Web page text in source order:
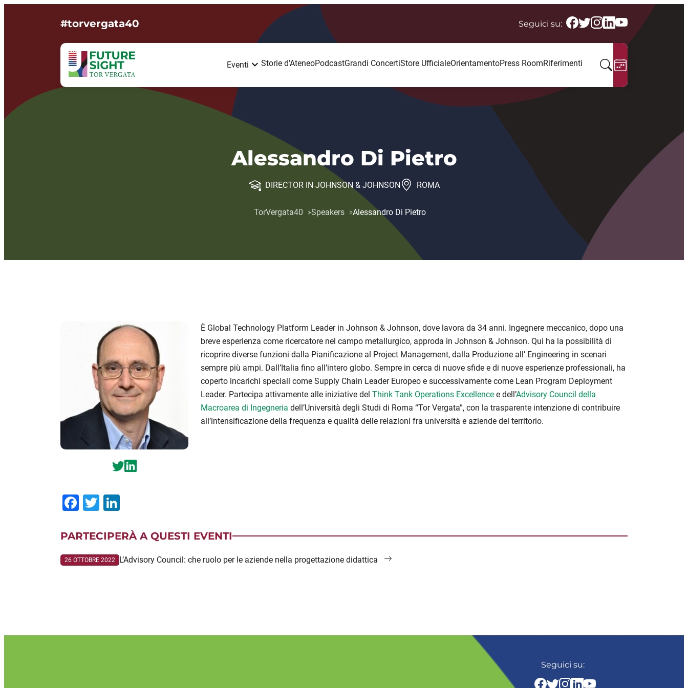
#torvergata40 Seguici su:
Eventi Storie d’AteneoPodcastGrandi ConcertiStore UfficialeOrientamentoPress RoomRiferimenti
Alessandro Di Pietro
DIRECTOR IN JOHNSON & JOHNSON ROMA
TorVergata40 Speakers Alessandro Di Pietro
È Global Technology Platform Leader in Johnson & Johnson, dove lavora da 34 anni. Ingegnere meccanico, dopo una
breve esperienza come ricercatore nel campo metallurgico, approda in Johnson & Johnson. Qui ha la possibilità di
ricoprire diverse funzioni dalla Pianificazione al Project Management, dalla Produzione all’ Engineering in scenari
sempre più ampi. Dall’Italia fino all’intero globo. Sempre in cerca di nuove sfide e di nuove esperienze professionali, ha
coperto incarichi speciali come Supply Chain Leader Europeo e successivamente come Lean Program Deployment
Leader. Partecipa attivamente alle iniziative del Think Tank Operations Excellence e dell’Advisory Council della
Macroarea di Ingegneria dell’Università degli Studi di Roma “Tor Vergata”, con la trasparente intenzione di contribuire
all’intensificazione della frequenza e qualità delle relazioni fra università e aziende del territorio.
Facebook
Twitter
PARTECIPERÀ A QUESTI EVENTI
26 OTTOBRE 2022 L’Advisory Council: che ruolo per le aziende nella progettazione didattica
Seguici su: